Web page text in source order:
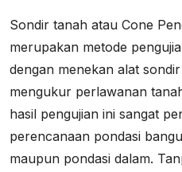
Sondir tanah atau Cone
merupakan metode
dengan menekan alat
mengukur perlawanan
hasil pengujian ini sangat
perencanaan pondasi
maupun pondasi dalam.